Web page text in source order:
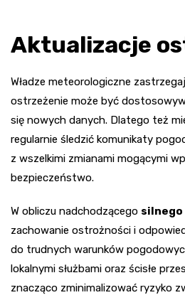
Aktualizacje
Władze meteorologiczne
ostrzeżenie może być
się nowych danych. Dlatego też
regularnie śledzić komunikaty
z wszelkimi zmianami mogącymi
bezpieczeństwo.
W obliczu nadchodzącego silnego
zachowanie ostrożności i
do trudnych warunków
lokalnymi służbami oraz ścisłe
znacząco zminimalizować ryzyko